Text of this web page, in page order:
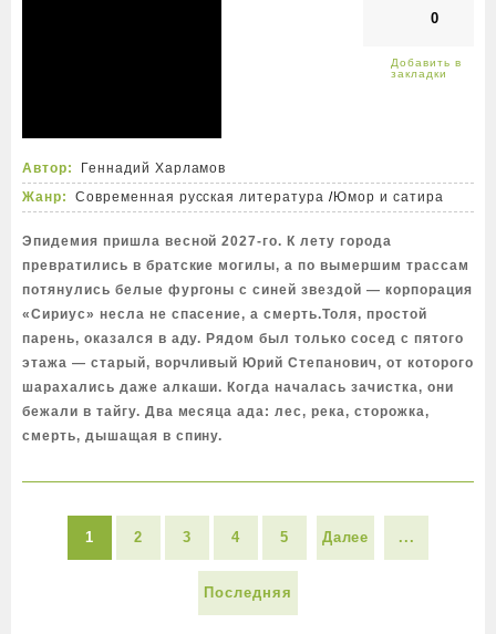
0
Автор:
Геннадий Харламов
Жанр:
Современная русская литература /Юмор и сатира
Эпидемия пришла весной 2027-го. К лету города
превратились в братские могилы, а по вымершим трассам
потянулись белые фургоны с синей звездой — корпорация
«Сириус» несла не спасение, а смерть.Толя, простой
парень, оказался в аду. Рядом был только сосед с пятого
этажа — старый, ворчливый Юрий Степанович, от которого
шарахались даже алкаши. Когда началась зачистка, они
бежали в тайгу. Два месяца ада: лес, река, сторожка,
смерть, дышащая в спину.
1 2 3 4 5 Далее ...
Последняя